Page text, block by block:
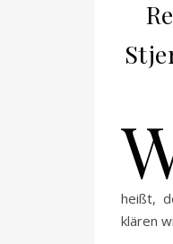
heißt,
klären